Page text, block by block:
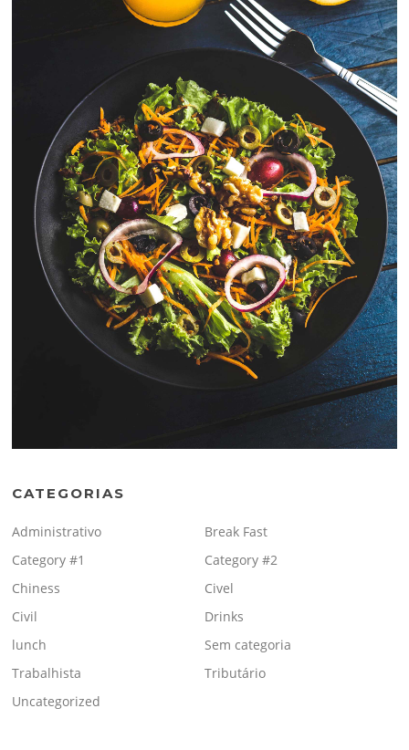
CATEGORIAS
Administrativo
Break Fast
Category #1
Category #2
Chiness
Civel
Civil
Drinks
lunch
Sem categoria
Trabalhista
Tributário
Uncategorized